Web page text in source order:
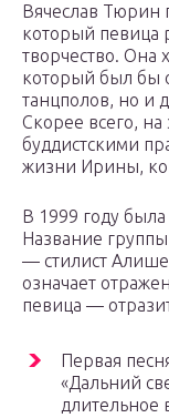
Вячеслав Тюрин
который певица
творчество. Она
который был бы
танцполов, но и
Скорее всего, на
буддистскими
жизни Ирины,
В 1999 году была
Название
— стилист
означает
певица —
Первая
«Дальний
длительное